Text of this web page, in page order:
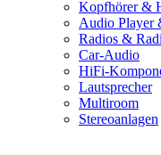
Kopfhörer &
Audio Player
Radios &
Car-Audio
HiFi-
Lautsprecher
Multiroom
Stereoanlagen